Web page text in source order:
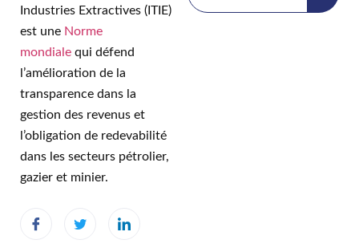
Industries Extractives (ITIE)
est une Norme
mondiale qui défend
l’amélioration de la
transparence dans la
gestion des revenus et
l’obligation de redevabilité
dans les secteurs pétrolier,
gazier et minier.